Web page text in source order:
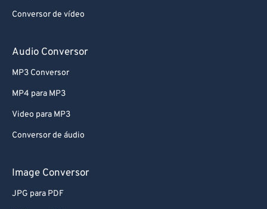
Conversor de vídeo
Audio Conversor
MP3 Conversor
MP4 para MP3
Video para MP3
Conversor de áudio
Image Conversor
JPG para PDF